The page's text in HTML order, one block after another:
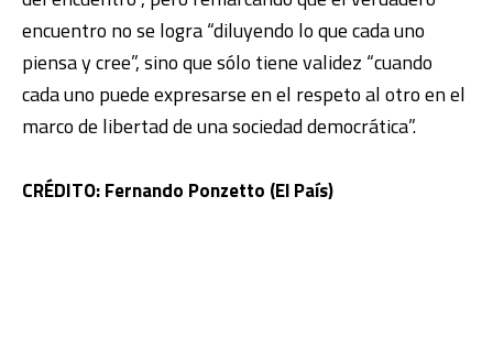
encuentro no se logra “diluyendo lo que cada uno
piensa y cree”, sino que sólo tiene validez “cuando
cada uno puede expresarse en el respeto al otro en el
marco de libertad de una sociedad democrática”.
CRÉDITO: Fernando Ponzetto (El País)